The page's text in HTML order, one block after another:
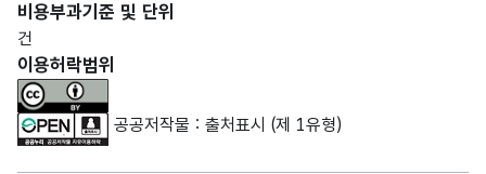
비용부과기준 및 단위
건
이용허락범위
공공저작물 : 출처표시 (제 1유형)